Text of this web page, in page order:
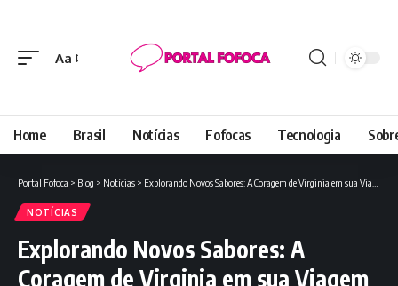
Font
Aa
Home Brasil Notícias Fofocas Tecnologia
Portal Fofoca > Blog > Notícias > Explorando Novos Sabores: A Coragem de Virginia em sua Viagem à China
NOTÍCIAS
Explorando Novos Sabores: A
Coragem de Virginia em sua Viagem